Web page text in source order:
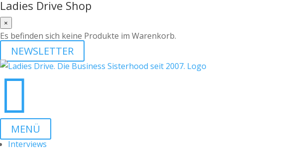
Ladies Drive Shop
×
Es befinden sich keine Produkte im Warenkorb.
NEWSLETTER

MENÜ
Interviews